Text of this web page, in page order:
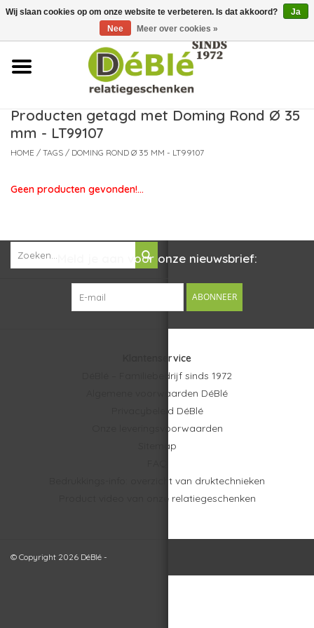
Over ons
Contact
Nieuws
Producten getagd met Doming Rond Ø 35
mm - LT99107
HOME / TAGS / DOMING ROND Ø 35 MM - LT99107
Geen producten gevonden!...
Meld je aan voor onze nieuwsbrief:
ABONNEER
Klantenservice
DéBlé – Familiebedrijf sinds 1972
Algemene voorwaarden DéBlé
Privacybeleid DéBlé
Onze leveringsvoorwaarden
Sitemap
Bedrukkings-info: overzicht van druktechnieken
Product video van onze relatiegeschenken
© Copyright 2026 DéBlé -
Wij slaan cookies op om onze website te verbeteren. Is dat akkoord?
Ja
Nee
Meer over cookies »